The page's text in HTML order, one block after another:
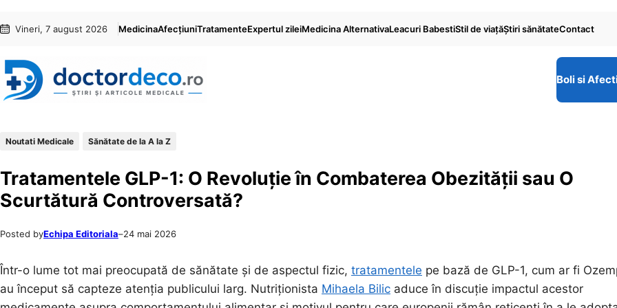
conținut
content
Vineri, 7 august 2026 MedicinaAfecțiuniTratamenteExpertul zileiMedicina AlternativaLeacuri BabestiStil de viaţăŞtiri sănătateContact
Boli si
Noutati Medicale Sănătate de la A la Z
Tratamentele GLP-1: O Revoluție în Combaterea Obezității sau O
Scurtătură Controversată?
Posted byEchipa Editoriala–24 mai 2026
Într-o lume tot mai preocupată de sănătate și de aspectul fizic, tratamentele pe bază de GLP-1, cum ar fi
au început să capteze atenția publicului larg. Nutriționista Mihaela Bilic aduce în discuție impactul acestor